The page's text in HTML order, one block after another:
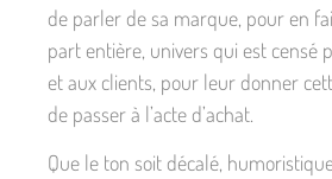
de parler de sa marque, pour en
part entière, univers qui est censé
et aux clients, pour leur donner
de passer à l’acte d’achat.
Que le ton soit décalé,